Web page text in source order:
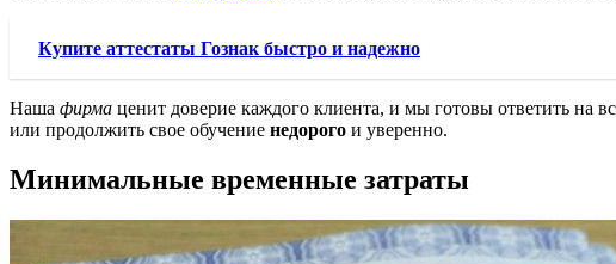
Купите аттестаты Гознак быстро и надежно
Наша фирма ценит доверие каждого клиента, и мы готовы ответить на
или продолжить свое обучение недорого и уверенно.
Минимальные временные затраты